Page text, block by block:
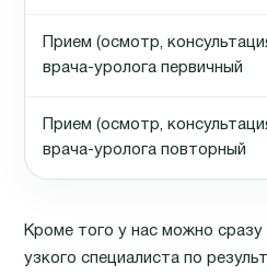
Прием (осмотр,
врача-уролога первичный
Прием (осмотр,
врача-уролога повторный
Кроме того у нас можно сразу
узкого специалиста по